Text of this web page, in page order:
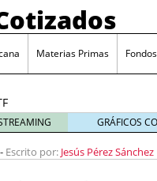
Materias Primas
GRÁFICOS
- Escrito por: Jesús Pérez Sánchez